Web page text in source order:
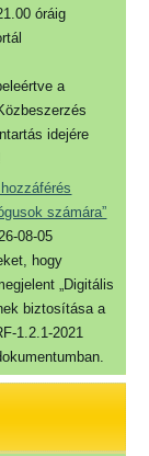
óráig
a
idejére
számára”
08-05
hogy
„Digitális
biztosítása a
1.2.1-2021